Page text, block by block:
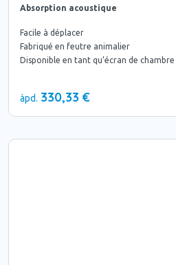
Absorption acoustique
Facile à déplacer
Fabriqué en feutre animalier
Disponible en tant qu’écran de
àpd. 330,33 €